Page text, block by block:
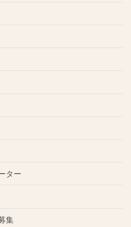
ター
集